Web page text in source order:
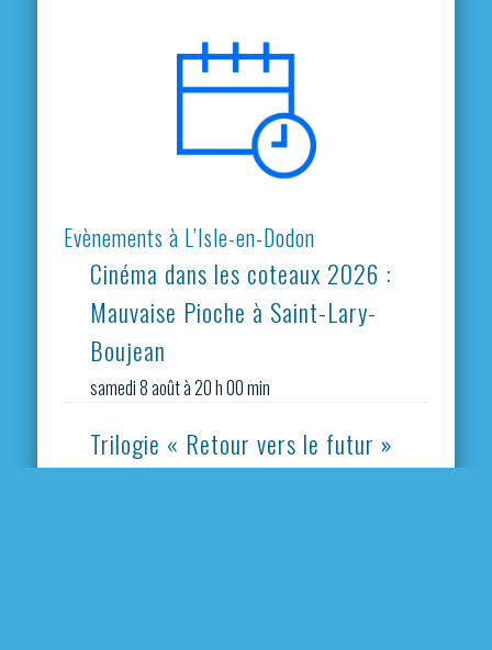
Evènements à L’Isle-en-Dodon
Cinéma dans les coteaux 2026 :
Mauvaise Pioche à Saint-Lary-
Boujean
samedi 8 août à 20 h 00 min
Trilogie « Retour vers le futur »